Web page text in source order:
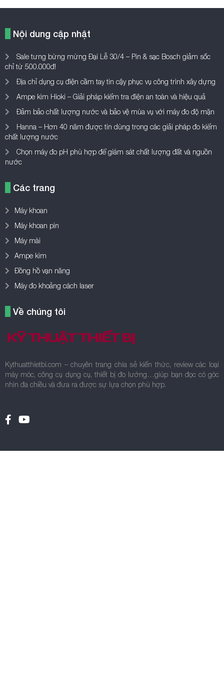
Nội dung cập nhật
Sale tưng bừng mừng Đại Lễ 30/4 – Pin & sạc Bosch giảm sốc
chỉ từ 500.000đ!
Địa chỉ dụng cụ điện cầm tay tin cậy phục vụ công trình xây dựng
Ampe kìm Hioki – Giải pháp kiểm tra điện an toàn và hiệu quả
Đảm bảo chất lượng nước và bảo vệ mùa vụ với máy đo độ mặn
Hanna – Hơn 40 năm được tin dùng trong các giải pháp đo kiểm
chất lượng nước
Chọn máy đo pH phù hợp để giám sát chất lượng đất và nguồn
nước
Các trang
Máy khoan
Máy khoan pin
Máy mài
Ampe kìm
Đồng hồ vạn năng
Máy đo khoảng cách laser
Về chúng tôi
Kythuatthietbi.com – chuyên trang chia sẻ kiến thức, review các loại
máy móc, công cụ dụng cụ, thiết bị đo lường…giúp bạn đọc có góc
nhìn đa chiều và đưa ra được sự lựa chọn phù hợp.